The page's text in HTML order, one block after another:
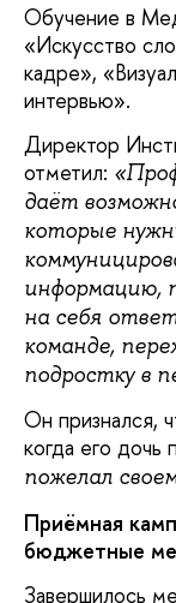
Обучение в
«Искусство
кадре»,
интервью».
Директор
отметил:
даёт
которые
информацию,
на себя
команде,
подростку в
Он признался,
когда его
пожелал
Приёмная
бюджетные
Завершилось